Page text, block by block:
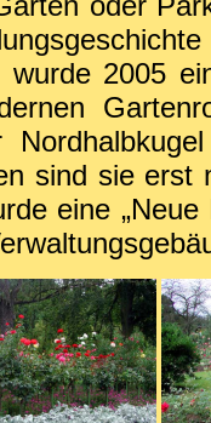
wurde 2005
sind sie erst
eine